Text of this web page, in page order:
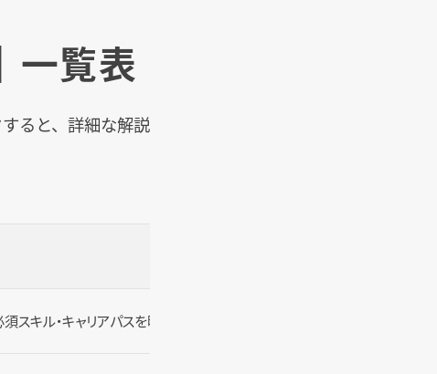
一覧表
ると、詳細な解説
スキル・キャリアパスを明文化し、ミスマッチを防止